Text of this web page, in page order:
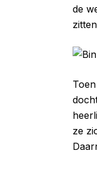
de
ze